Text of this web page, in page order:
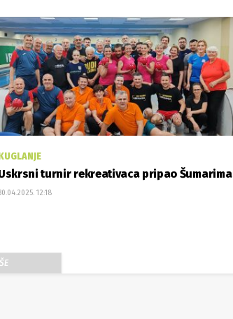
turnir rekreativaca pripao Šumarima
12:18